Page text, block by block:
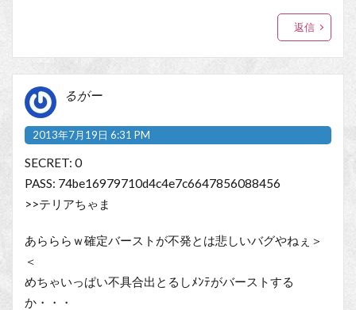
返信
るがー
2013年7月19日 6:31 PM
SECRET: 0
PASS: 74be16979710d4c4e7c6647856088456
>>テリアちゃま
あらららｗ確定バーストが不発とは悲しいバグやねぇ＞
＜
めちゃいっぱい不具合出とるしﾒﾝﾃがバーストする
か・・・